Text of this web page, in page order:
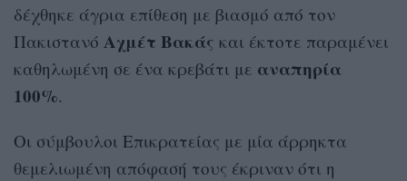
δέχθηκε άγρια επίθεση με βιασμό από τον
Πακιστανό Αχμέτ Βακάς και έκτοτε παραμένει
καθηλωμένη σε ένα κρεβάτι με αναπηρία
100%.
Οι σύμβουλοι Επικρατείας με μία άρρηκτα
θεμελιωμένη απόφασή τους έκριναν ότι η